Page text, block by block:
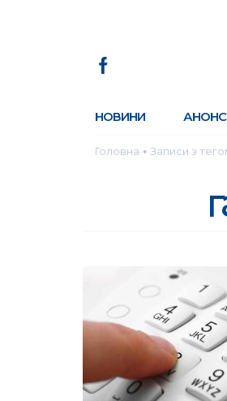
НОВИНИ АНОНС
Головна ● Записи з